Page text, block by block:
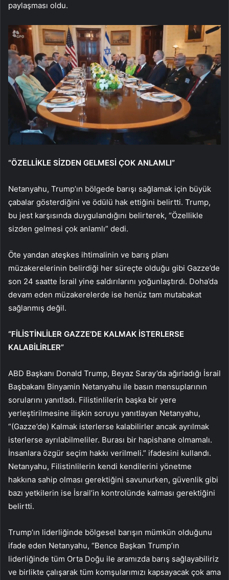
paylaşması oldu.
“ÖZELLİKLE SİZDEN GELMESİ ÇOK ANLAMLI”
Netanyahu, Trump’ın bölgede barışı sağlamak için büyük
çabalar gösterdiğini ve ödülü hak ettiğini belirtti. Trump,
bu jest karşısında duygulandığını belirterek, “Özellikle
sizden gelmesi çok anlamlı” dedi.
Öte yandan ateşkes ihtimalinin ve barış planı
müzakerelerinin belirdiği her süreçte olduğu gibi Gazze’de
son 24 saatte İsrail yine saldırılarını yoğunlaştırdı. Doha’da
devam eden müzakerelerde ise henüz tam mutabakat
sağlanmış değil.
“FİLİSTİNLİLER GAZZE’DE KALMAK İSTERLERSE
KALABİLİRLER”
ABD Başkanı Donald Trump, Beyaz Saray’da ağırladığı İsrail
Başbakanı Binyamin Netanyahu ile basın mensuplarının
sorularını yanıtladı. Filistinlilerin başka bir yere
yerleştirilmesine ilişkin soruyu yanıtlayan Netanyahu,
“(Gazze’de) Kalmak isterlerse kalabilirler ancak ayrılmak
isterlerse ayrılabilmeliler. Burası bir hapishane olmamalı.
İnsanlara özgür seçim hakkı verilmeli.” ifadesini kullandı.
Netanyahu, Filistinlilerin kendi kendilerini yönetme
hakkına sahip olması gerektiğini savunurken, güvenlik gibi
bazı yetkilerin ise İsrail’in kontrolünde kalması gerektiğini
belirtti.
Trump’ın liderliğinde bölgesel barışın mümkün olduğunu
ifade eden Netanyahu, “Bence Başkan Trump’ın
liderliğinde tüm Orta Doğu ile aramızda barış sağlayabiliriz
ve birlikte çalışarak tüm komşularımızı kapsayacak çok ama